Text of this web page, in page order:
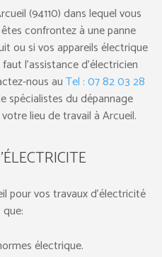
(94110) dans lequel vous
confrontez à une panne
ou si vos appareils électrique
l’assistance d’électricien
nous auTel : 07 82 03 28
spécialistes du dépannage
lieu de travail à Arcueil.
pour vos travaux d’électricité
électrique.